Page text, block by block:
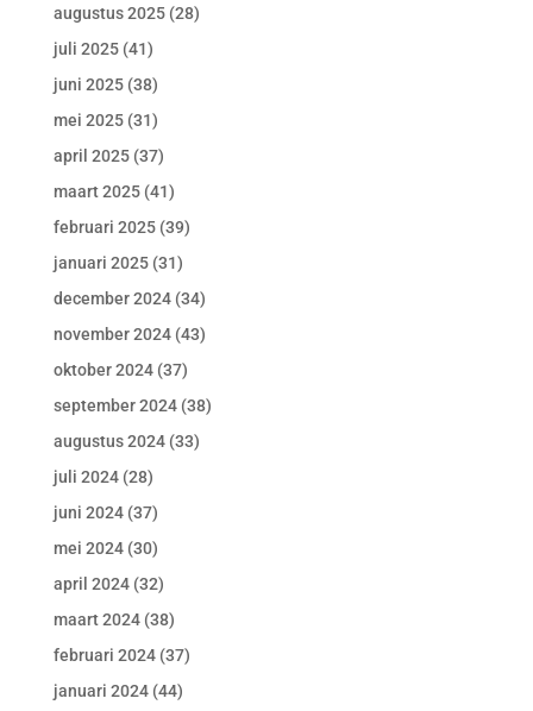
augustus 2025(28)
juli 2025(41)
juni 2025(38)
mei 2025(31)
april 2025(37)
maart 2025(41)
februari 2025(39)
januari 2025(31)
december 2024(34)
november 2024(43)
oktober 2024(37)
september 2024(38)
augustus 2024(33)
juli 2024(28)
juni 2024(37)
mei 2024(30)
april 2024(32)
maart 2024(38)
februari 2024(37)
januari 2024(44)